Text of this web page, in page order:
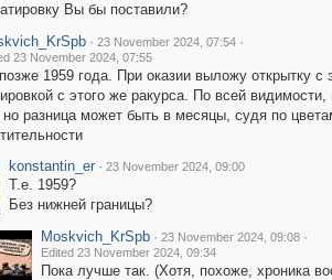
Вы бы поставили?
· 23 November 2024, 07:54 ·
23 November 2024, 07:55
1959 года. При оказии выложу открытку с
с этого же ракурса. По всей видимости,
разница может быть в месяцы, судя по
konstantin_er · 23 November 2024, 09:00
Т.е. 1959?
Без нижней границы?
Moskvich_KrSpb · 23 November 2024, 09:08 ·
Edited 23 November 2024, 09:34
Пока лучше так. (Хотя, похоже, хроника